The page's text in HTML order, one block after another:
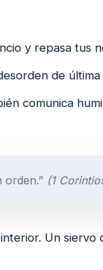
y repasa tus
de última
comunica
orden.” (1
Un